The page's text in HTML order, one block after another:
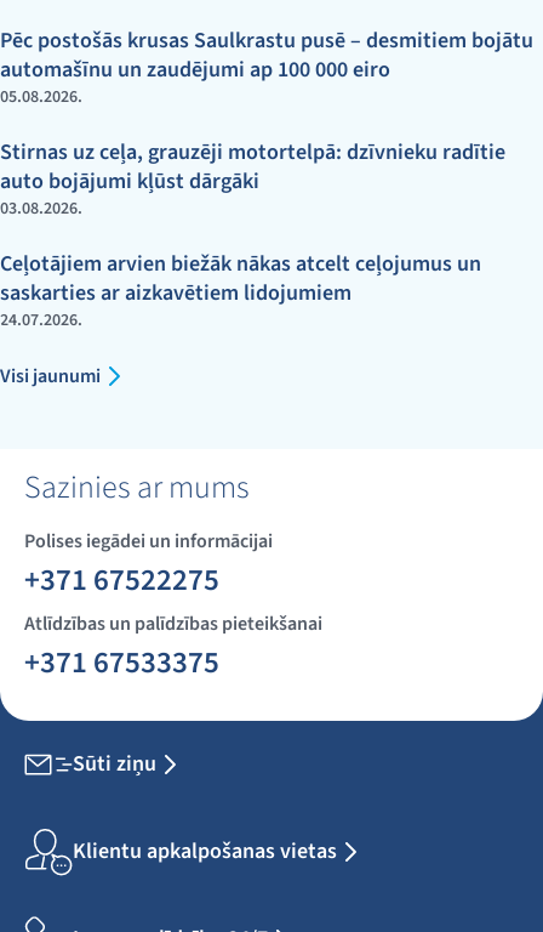
Pēc postošās krusas Saulkrastu pusē – desmitiem bojātu
automašīnu un zaudējumi ap 100 000 eiro
05.08.2026.
Stirnas uz ceļa, grauzēji motortelpā: dzīvnieku radītie
auto bojājumi kļūst dārgāki
03.08.2026.
Ceļotājiem arvien biežāk nākas atcelt ceļojumus un
saskarties ar aizkavētiem lidojumiem
24.07.2026.
Visi jaunumi
Sazinies ar mums
Polises iegādei un informācijai
+371 67522275
Atlīdzības un palīdzības pieteikšanai
+371 67533375
Sūti ziņu
Klientu apkalpošanas vietas